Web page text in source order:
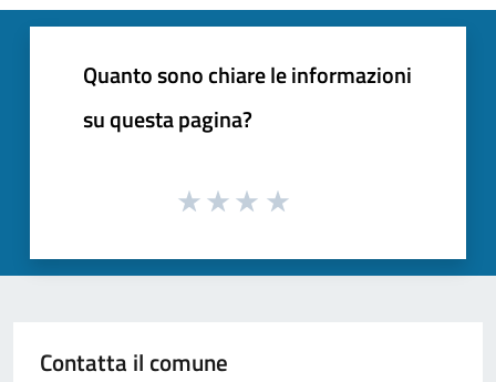
Quanto sono chiare le informazioni
su questa pagina?
Contatta il comune